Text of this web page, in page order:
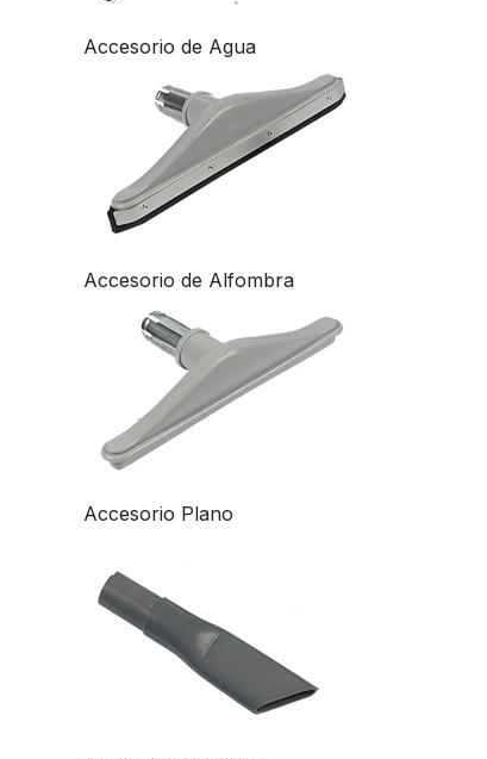
Accesorio de Agua
Accesorio de Alfombra
Accesorio Plano